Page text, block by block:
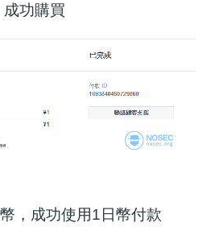
成功購買
，成功使用1日幣付款